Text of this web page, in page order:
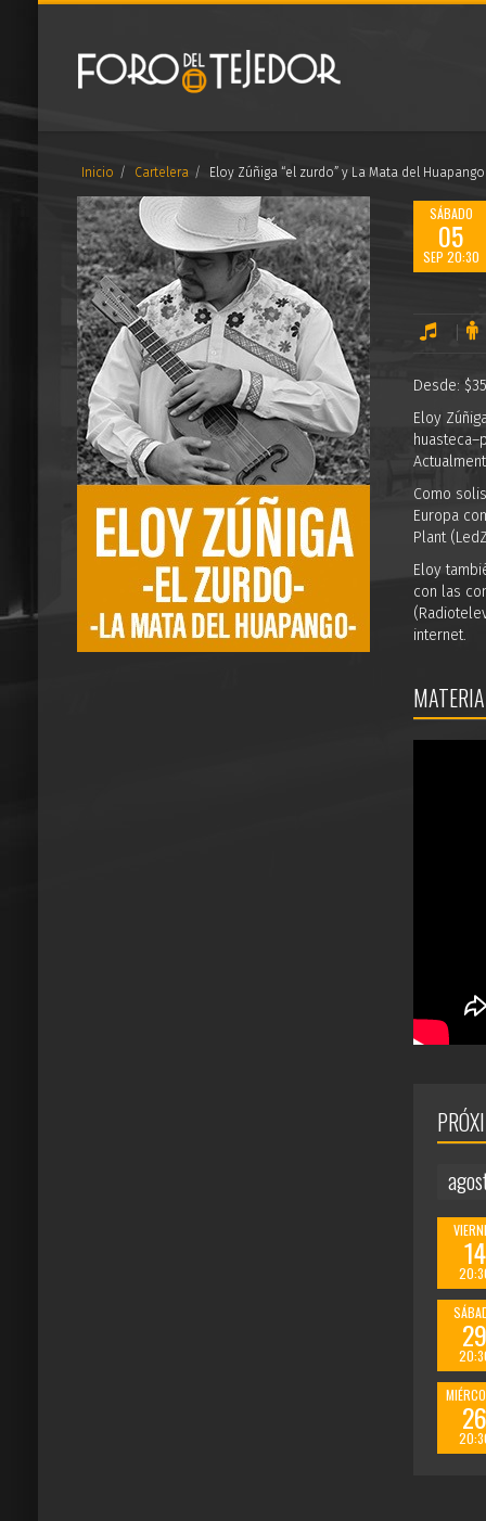
Inicio Cartelera Eloy Zúñiga “el zurdo” y La Mata del Huapango
SÁBADO
05
SEP 20:30
Desde:
Eloy
Como
Europa
Plant
Eloy
con las
internet.
14